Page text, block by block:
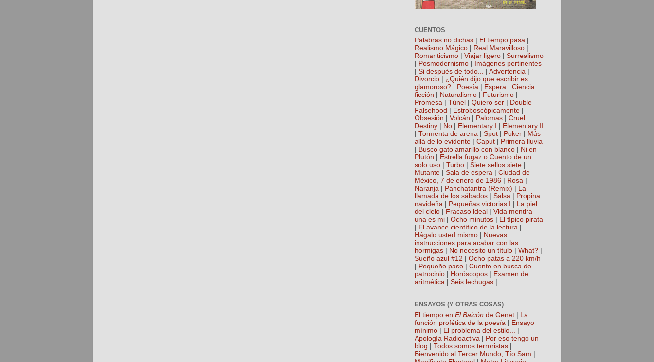
CUENTOS
Palabras no dichas
El tiempo pasa
Realismo Mágico
Real Maravilloso
Romanticismo
Viajar ligero
Surrealismo
Posmodernismo
Imágenes pertinentes
Si después de todo... Advertencia
Divorcio
¿Quién dijo que escribir es
glamoroso?
Poesía Espera
Ciencia
ficción
Naturalismo Futurismo
Promesa
Túnel Quiero ser
Double
Falsehood
Estroboscópicamente
Obsesión
Volcán Palomas
Cruel
Destiny
No Elementary I
Elementary II
Tormenta de arena Spot Poker
Más
allá de lo evidente
Caput
Primera lluvia
Busco gato amarillo con blanco
Ni en
Plutón
Estrella fugaz o Cuento de un
solo uso
Turbo Siete sellos siete
Mutante
Sala de espera
Ciudad de
México, 7 de enero de 1986
Rosa
Naranja
Panchatantra (Remix)
La
llamada de los sábados
Salsa
Propina
navideña
Pequeñas victorias I
La piel
del cielo
Fracaso ideal
Vida mentira
una es mi
Ocho minutos
El típico pirata
El avance científico de la lectura
Hágalo usted mismo
Nuevas
instrucciones para acabar con las
hormigas
No necesito un título What?
Sueño azul #12
Ocho patas a 220 km/h
Pequeño paso
Cuento en busca de
patrocinio
Horóscopos
Examen de
aritmética
Seis lechugas
ENSAYOS (Y OTRAS COSAS)
El tiempo en El Balcón de Genet | La
función profética de la poesía | Ensayo
mínimo | El problema del estilo...
|
Apología Radioactiva | Por eso tengo un
blog | Todos somos terroristas |
Bienvenido al Tercer Mundo, Tío Sam |